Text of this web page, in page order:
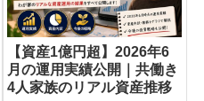
【資産1億円超】2026年6
月の運用実績公開｜共働き
4人家族のリアル資産推移